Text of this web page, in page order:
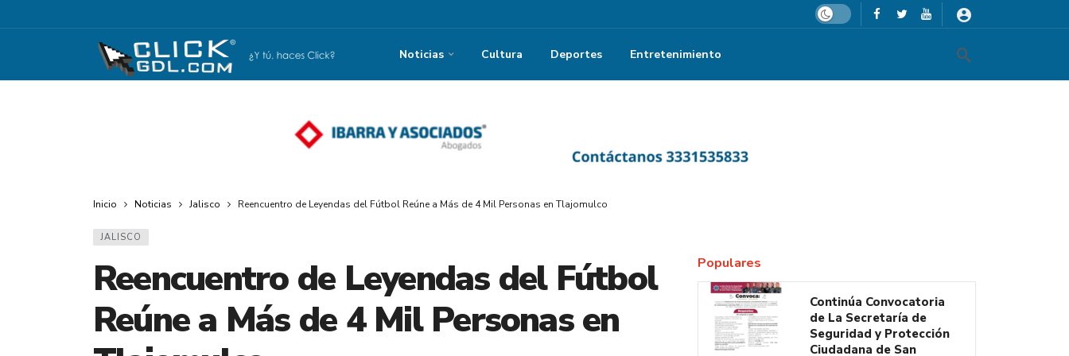
Dark mode
Noticias Cultura Deportes Entretenimiento
Inicio Noticias Jalisco Reencuentro de Leyendas del Fútbol Reúne a Más de 4 Mil Personas en Tlajomulco
JALISCO
Reencuentro de Leyendas del Fútbol
Reúne a Más de 4 Mil Personas en
Populares
Continúa Convocatoria
de La Secretaría de
Seguridad y Protección
Ciudadana de San